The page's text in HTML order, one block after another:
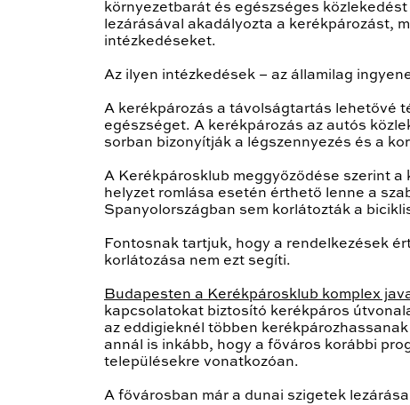
környezetbarát és egészséges
lezárásával akadályozta a kerékpározást,
intézkedéseket.
Az ilyen intézkedések – az államilag
A kerékpározás a távolságtartás lehetővé
egészséget. A kerékpározás az autós
sorban bizonyítják a légszennyezés és a
A Kerékpárosklub meggyőződése szerint
helyzet romlása esetén érthető lenne a
Spanyolországban sem korlátozták a
Fontosnak tartjuk, hogy a rendelkezések
korlátozása nem ezt segíti.
Budapesten a Kerékpárosklub komplex
kapcsolatokat biztosító kerékpáros
az eddigieknél többen
annál is inkább, hogy a főváros korábbi
településekre vonatkozóan.
A fővárosban már a dunai szigetek